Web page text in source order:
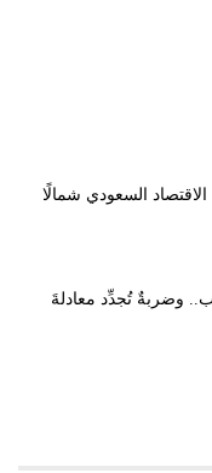
السعودي شمالًا
وضربةٌ تُجدِّد معادلةَ